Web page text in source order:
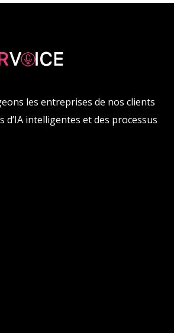
les entreprises de nos clients
d’IA intelligentes et des processus